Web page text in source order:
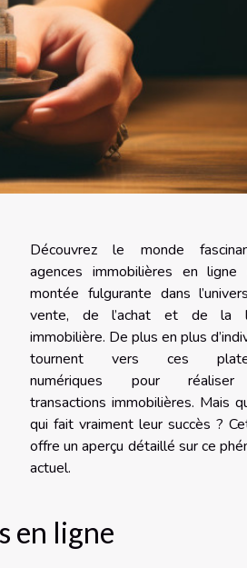
Découvrez le monde
agences immobilières en
montée fulgurante dans
vente, de l’achat et de la
immobilière. De plus en plus
tournent vers ces
numériques pour
transactions immobilières. Mais
qui fait vraiment leur succès ?
offre un aperçu détaillé sur ce
actuel.
en ligne